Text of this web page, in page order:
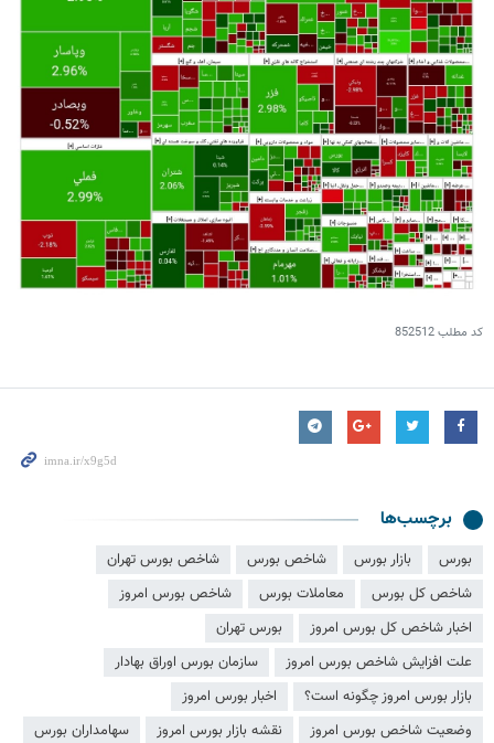
کد مطلب852512
برچسب‌ها
بورس بازار بورس شاخص بورس
شاخص بورس تهران
شاخص کل بورس
معاملات بورس
شاخص بورس امروز
اخبار شاخص کل بورس امروز
بورس تهران
علت افزایش شاخص بورس امروز
سازمان بورس اوراق بهادار
بازار بورس امروز چگونه است؟
اخبار بورس امروز
وضعیت شاخص بورس امروز
نقشه بازار بورس امروز
سهامداران بورس